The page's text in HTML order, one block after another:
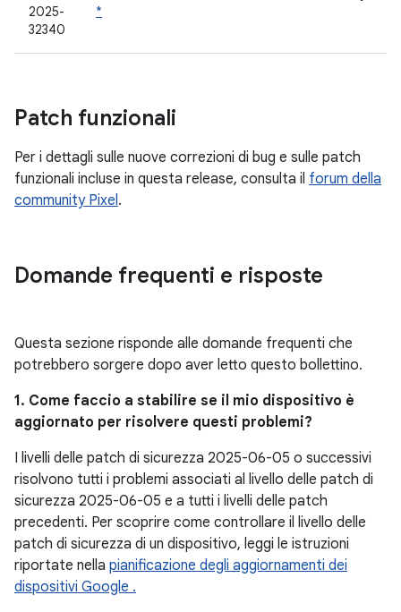
2025-
32340
*
Patch funzionali
Per i dettagli sulle nuove correzioni di bug e sulle patch
funzionali incluse in questa release, consulta il forum della
community Pixel.
Domande frequenti e risposte
Questa sezione risponde alle domande frequenti che
potrebbero sorgere dopo aver letto questo bollettino.
1. Come faccio a stabilire se il mio dispositivo è
aggiornato per risolvere questi problemi?
I livelli delle patch di sicurezza 2025-06-05 o successivi
risolvono tutti i problemi associati al livello delle patch di
sicurezza 2025-06-05 e a tutti i livelli delle patch
precedenti. Per scoprire come controllare il livello delle
patch di sicurezza di un dispositivo, leggi le istruzioni
riportate nella pianificazione degli aggiornamenti dei
dispositivi Google .